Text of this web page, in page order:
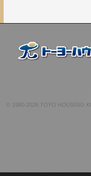
© 1980-2026.TOYO HOUSING